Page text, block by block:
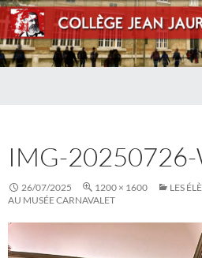
IMG-
26/07/2025 1200 × 1600
LES
AU MUSÉE CARNAVALET